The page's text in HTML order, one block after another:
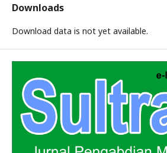
Downloads
Download data is not yet available.